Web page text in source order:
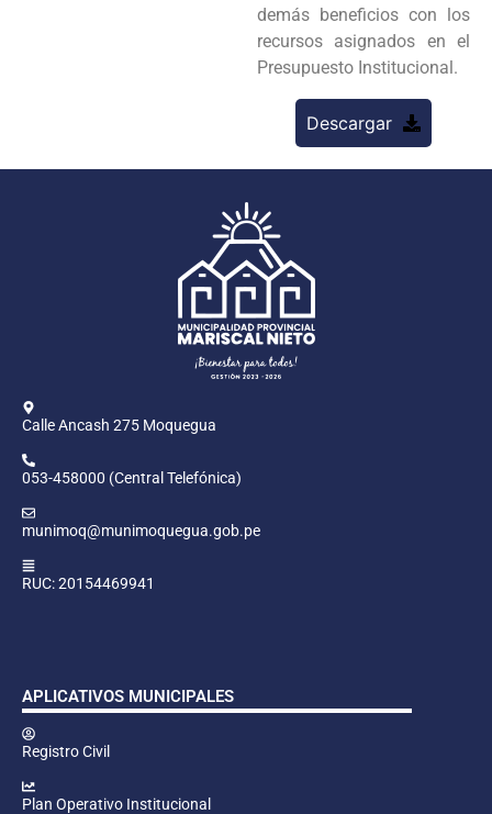
demás beneficios con los
recursos asignados en el
Presupuesto Institucional.
Descargar
Calle Ancash 275 Moquegua
053-458000 (Central Telefónica)
munimoq@munimoquegua.gob.pe
RUC: 20154469941
APLICATIVOS MUNICIPALES
Registro Civil
Plan Operativo Institucional